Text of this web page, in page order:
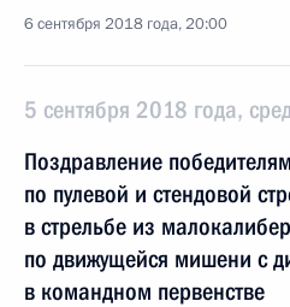
6 сентября 2018 года, 20:00
5 сентября 2018 года,
Поздравление
по пулевой и стендовой
в стрельбе из
по движущейся мишени с
в командном первенстве